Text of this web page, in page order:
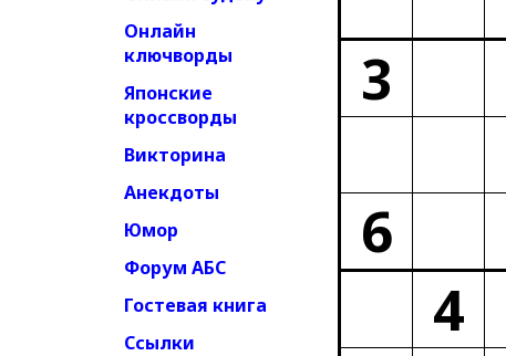
Онлайн
ключворды
Японские
кроссворды
Викторина
Анекдоты
Юмор
Форум АБС
Гостевая книга
Ссылки
3
6
4